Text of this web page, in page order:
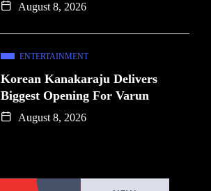
August 8, 2026
ENTERTAINMENT
Korean Kanakaraju Delivers
Biggest Opening For Varun
August 8, 2026